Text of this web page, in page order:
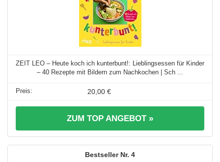
ZEIT LEO – Heute koch ich kunterbunt!: Lieblingsessen für Kinder
– 40 Rezepte mit Bildern zum Nachkochen | Sch ...
20,00 €
ZUM TOP ANGEBOT »
4